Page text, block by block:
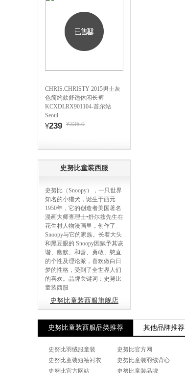
CHRIS.CHRISTY 2015男士灰
色简约款舒适休闲长裤
KCXDLRX901104-首尔站
Seoul
¥239 ¥336.0
史努比童装西服
史努比（Snoopy），一只世界
知名的小猎犬，诞生于西元
1950年，它的创造者美国著名
漫画大师查理士•舒尔兹先生在
花生村人物漫画里，创作了
Snoopy与它的家族。长着大头
和黑豆眼的 Snoopy因赋予其诙
谐、幽默、和善、勇敢、憨直
的个性及理论派，喜欢做白日
梦的性格，受到了全世界人们
的喜欢。品牌关键词：史努比
童装西服
史努比童装西服旗舰店
史努比童装西服品类推荐 其他品牌推荐
史努比羽绒服童装 史努比官方网
史努比童装短袖衬衣
史努比童装羽绒背心
史努比官方网站
史努比童装品牌